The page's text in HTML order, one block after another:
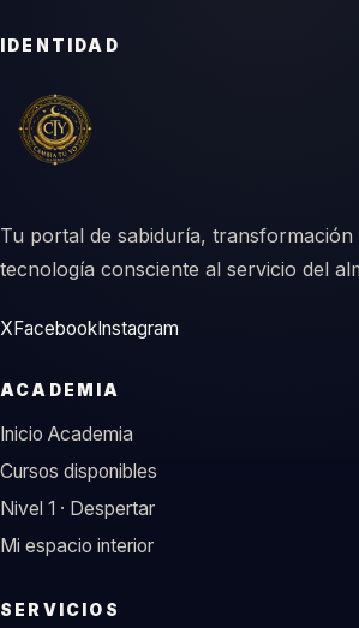
IDENTIDAD
Tu portal de sabiduría, transformación
tecnología consciente al servicio del
X Facebook Instagram
ACADEMIA
Inicio Academia
Cursos disponibles
Nivel 1 · Despertar
Mi espacio interior
SERVICIOS